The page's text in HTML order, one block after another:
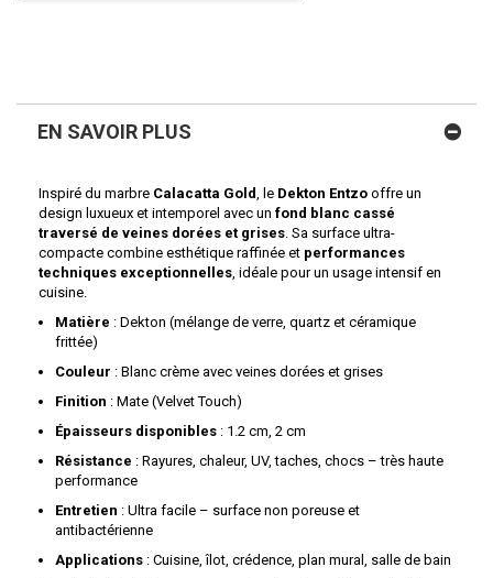
EN SAVOIR PLUS
Inspiré du marbre Calacatta Gold, le Dekton Entzo offre un
design luxueux et intemporel avec un fond blanc cassé
traversé de veines dorées et grises. Sa surface ultra-
compacte combine esthétique raffinée et performances
techniques exceptionnelles, idéale pour un usage intensif en
cuisine.
Matière : Dekton (mélange de verre, quartz et céramique
frittée)
Couleur : Blanc crème avec veines dorées et grises
Finition : Mate (Velvet Touch)
Épaisseurs disponibles : 1.2 cm, 2 cm
Résistance : Rayures, chaleur, UV, taches, chocs – très haute
performance
Entretien : Ultra facile – surface non poreuse et
antibactérienne
Applications : Cuisine, îlot, crédence, plan mural, salle de bain